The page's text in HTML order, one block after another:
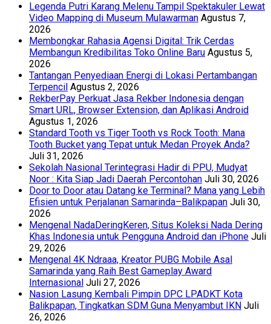
Legenda Putri Karang Melenu Tampil Spektakuler Lewat
Video Mapping di Museum Mulawarman Agustus 7,
2026
Membongkar Rahasia Agensi Digital: Trik Cerdas
Membangun Kredibilitas Toko Online Baru Agustus 5,
2026
Tantangan Penyediaan Energi di Lokasi Pertambangan
Terpencil Agustus 2, 2026
RekberPay Perkuat Jasa Rekber Indonesia dengan
Smart URL, Browser Extension, dan Aplikasi Android
Agustus 1, 2026
Standard Tooth vs Tiger Tooth vs Rock Tooth: Mana
Tooth Bucket yang Tepat untuk Medan Proyek Anda?
Juli 31, 2026
Sekolah Nasional Terintegrasi Hadir di PPU, Mudyat
Noor : Kita Siap Jadi Daerah Percontohan Juli 30, 2026
Door to Door atau Datang ke Terminal? Mana yang Lebih
Efisien untuk Perjalanan Samarinda–Balikpapan Juli 30,
2026
Mengenal NadaDeringKeren, Situs Koleksi Nada Dering
Khas Indonesia untuk Pengguna Android dan iPhone Juli
29, 2026
Mengenal 4K Ndraaa, Kreator PUBG Mobile Asal
Samarinda yang Raih Best Gameplay Award
Internasional Juli 27, 2026
Nasion Lasung Kembali Pimpin DPC LPADKT Kota
Balikpapan, Tingkatkan SDM Guna Menyambut IKN Juli
26, 2026